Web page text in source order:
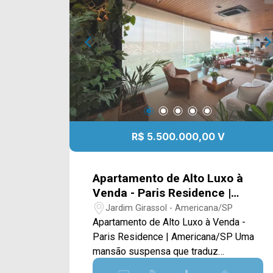
Entre em contato com a equipe da Arbix
Imóveis e agende a sua visita!!
WhatsApp e Telefone: 19 3475-4546
ARBIX IMÓVEIS - Presente em cada
mudança!
R$ 5.500.000,00 V
Apartamento de Alto Luxo à
Venda - Paris Residence |
Americana/SP
Jardim Girassol - Americana/SP
Apartamento de Alto Luxo à Venda -
Paris Residence | Americana/SP Uma
mansão suspensa que traduz
exclusividade, imponência e conforto